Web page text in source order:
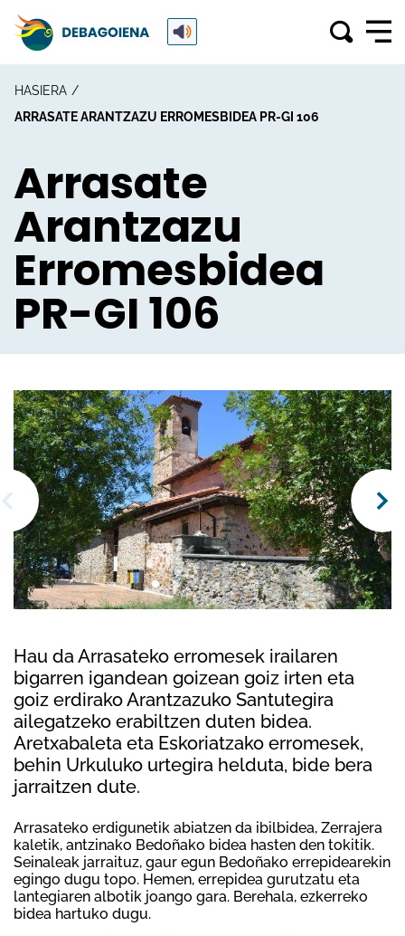
HASIERA
ARRASATE ARANTZAZU ERROMESBIDEA PR-GI 106
Arrasate
Arantzazu
Erromesbidea
PR-GI 106
Hau da Arrasateko erromesek irailaren
bigarren igandean goizean goiz irten eta
goiz erdirako Arantzazuko Santutegira
ailegatzeko erabiltzen duten bidea.
Aretxabaleta eta Eskoriatzako erromesek,
behin Urkuluko urtegira helduta, bide bera
jarraitzen dute.
Arrasateko erdigunetik abiatzen da ibilbidea, Zerrajera
kaletik, antzinako Bedoñako bidea hasten den tokitik.
Seinaleak jarraituz, gaur egun Bedoñako errepidearekin
egingo dugu topo. Hemen, errepidea gurutzatu eta
lantegiaren albotik joango gara. Berehala, ezkerreko
bidea hartuko dugu.